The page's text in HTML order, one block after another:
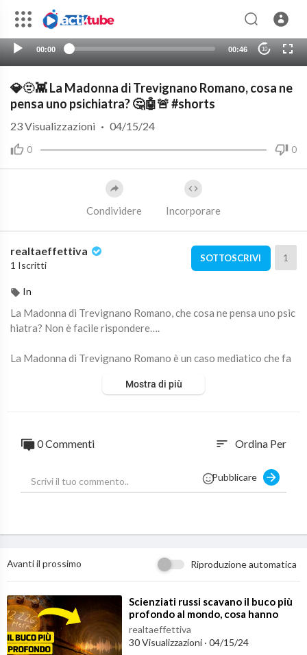
00:00 00:46 10
💎🫥👾 La Madonna di Trevignano Romano, cosa ne
pensa uno psichiatra? 🤔🤖🚨 #shorts
0 0
23Visualizzazioni · 04/15/24
Condividere Incorporare
realtaeffettiva
1 Iscritti
SOTTOSCRIVI 1
In
La Madonna di Trevignano Romano, che cosa ne pensa uno psic
hiatra? Non è facile rispondere….
La Madonna di Trevignano Romano è un caso mediatico che fa
“evento spirituale” ovvero la Sig.ra Giaella Cardia.
della Commissione istituita dal vescovo di Civita castellana.
Dopo essere scomparsa per settimane ritorna a Trevignano e d
ice di vedere ancora la Vergine Maria….
Mostra di più
0 Commenti sort Ordina Per
Pubblicare
Avanti il prossimo Riproduzione automatica
⁣Scienziati russi scavano il buco più
profondo al mondo, cosa hanno
scoperto?
realtaeffettiva
30 Visualizzazioni · 04/15/24